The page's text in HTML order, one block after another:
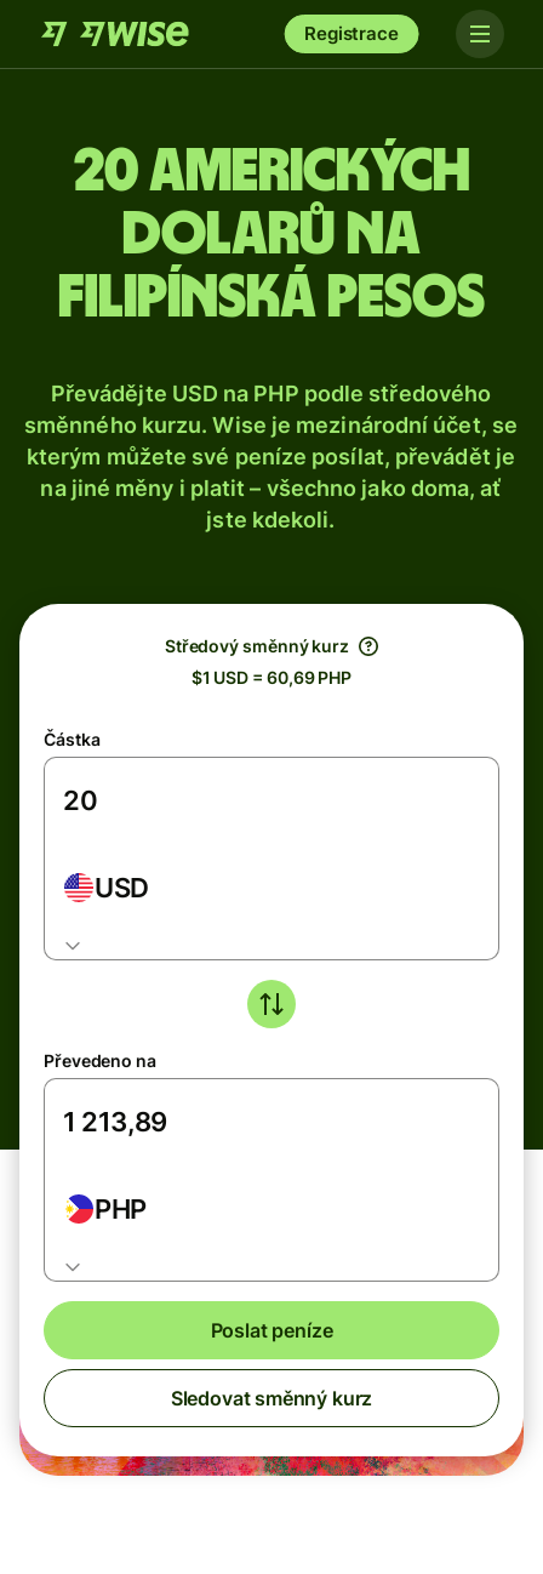
Registrace
20 amerických
dolarů na
filipínská pesos
Převádějte USD na PHP podle středového
směnného kurzu. Wise je mezinárodní účet, se
kterým můžete své peníze posílat, převádět je
na jiné měny i platit – všechno jako doma, ať
jste kdekoli.
Středový směnný kurz
$1 USD = 60,69 PHP
Částka
USD
Převedeno na
PHP
Poslat peníze
Sledovat směnný kurz